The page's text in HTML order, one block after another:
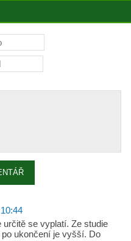
určitě se vyplatí. Ze studie
ukončení je vyšší. Do